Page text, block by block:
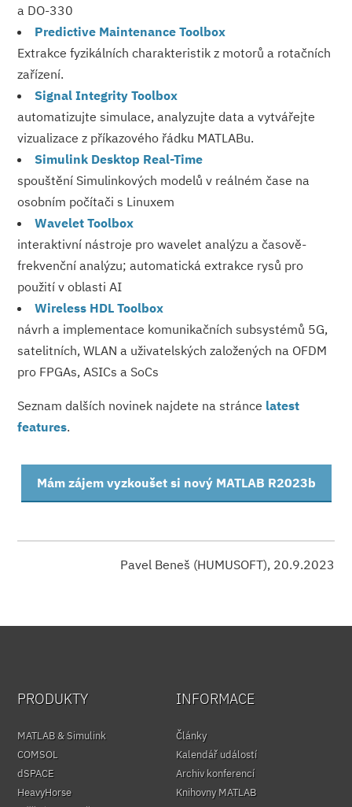
a DO-330
Predictive Maintenance Toolbox
Extrakce fyzikálních charakteristik z motorů a rotačních
zařízení.
Signal Integrity Toolbox
automatizujte simulace, analyzujte data a vytvářejte
vizualizace z příkazového řádku MATLABu.
Simulink Desktop Real-Time
spouštění Simulinkových modelů v reálném čase na
osobním počítači s Linuxem
Wavelet Toolbox
interaktivní nástroje pro wavelet analýzu a časově-
frekvenční analýzu; automatická extrakce rysů pro
použití v oblasti AI
Wireless HDL Toolbox
návrh a implementace komunikačních subsystémů 5G,
satelitních, WLAN a uživatelských založených na OFDM
pro FPGAs, ASICs a SoCs
Seznam dalších novinek najdete na stránce latest
features.
Mám zájem vyzkoušet si nový MATLAB R2023b
Pavel Beneš (HUMUSOFT), 20.9.2023
PRODUKTY
MATLAB & Simulink
COMSOL
dSPACE
HeavyHorse
INFORMACE
Články
Kalendář událostí
Archiv konferencí
Knihovny MATLAB